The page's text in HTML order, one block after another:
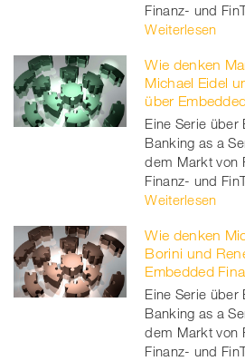
Finanz- und
Weiterlesen
Wie denken
Michael Eidel
über
Eine Serie über
Banking as a
dem Markt von
Finanz- und
Weiterlesen
Wie denken
Borini und
Embedded
Eine Serie über
Banking as a
dem Markt von
Finanz- und